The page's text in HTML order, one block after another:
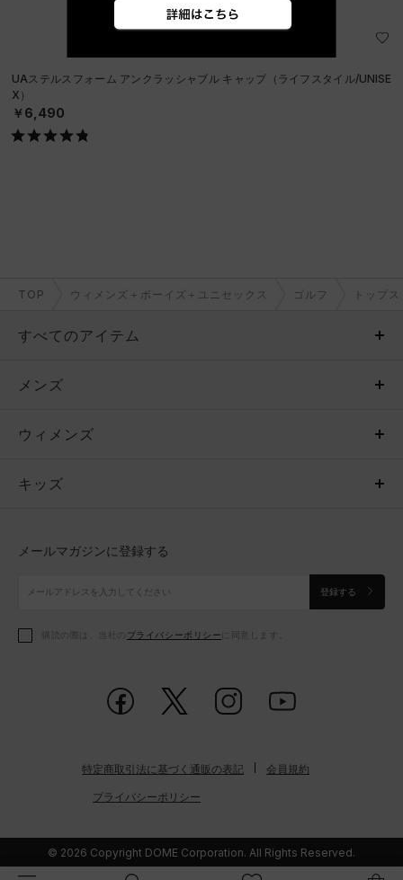
UAステルスフォーム アンクラッシャブル キャップ（ライフスタイル/UNISE
X）
￥6,490
TOP ウィメンズ＋ボーイズ＋ユニセックス ゴルフ トップス
すべてのアイテム
メンズ
ウィメンズ
キッズ
アクセサリー
メンズ
トップス
ボトムス
アクセサリー
ウィメンズ
トップス
シューズ
アクセサリー
キッズ
シューズ
メールマガジンに登録する
登録する
購読の際は、当社の プライバシーポリシー に同意します。
特定商取引法に基づく通販の表記 会員規約
プライバシーポリシー
© 2026 Copyright DOME Corporation. All Rights Reserved.